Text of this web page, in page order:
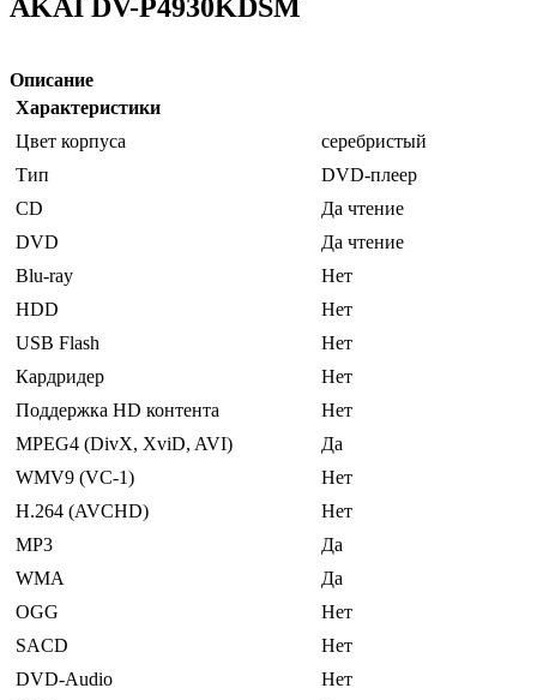
AKAI DV-P4930KDSM
Описание
Характеристики
Цвет корпуса
серебристый
Тип
DVD-плеер
CD
Да чтение
DVD
Да чтение
Blu-ray
Нет
HDD
Нет
USB Flash
Нет
Кардридер
Нет
Поддержка HD контента
Нет
MPEG4 (DivX, XviD, AVI)
Да
WMV9 (VC-1)
Нет
H.264 (AVCHD)
Нет
MP3
Да
WMA
Да
OGG
Нет
SACD
Нет
DVD-Audio
Нет